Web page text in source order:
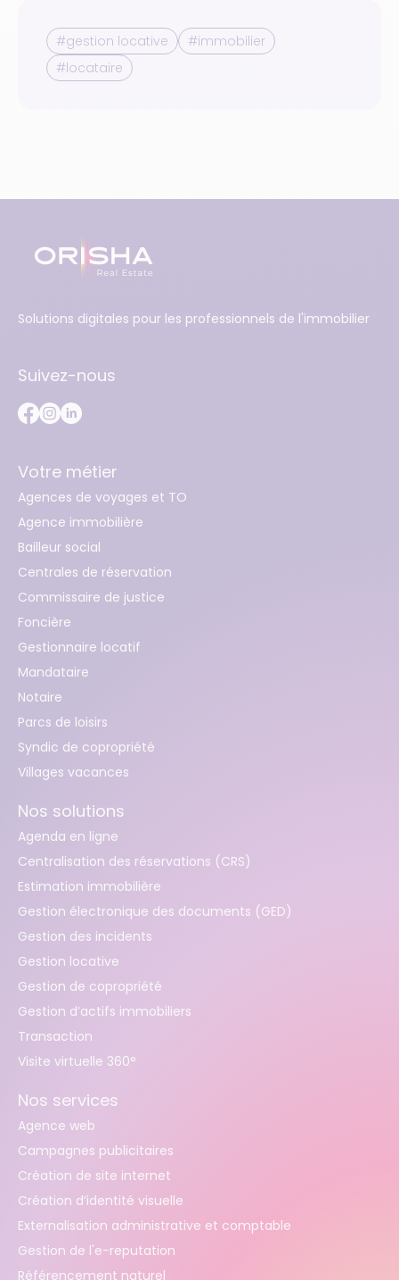
#gestion locative
#immobilier
#locataire
Solutions digitales pour les professionnels de l'immobilier
Suivez-nous
Votre métier
Agences de voyages et TO
Agence immobilière
Bailleur social
Centrales de réservation
Commissaire de justice
Foncière
Gestionnaire locatif
Mandataire
Notaire
Parcs de loisirs
Syndic de copropriété
Villages vacances
Nos solutions
Agenda en ligne
Centralisation des réservations (CRS)
Estimation immobilière
Gestion électronique des documents (GED)
Gestion des incidents
Gestion locative
Gestion de copropriété
Gestion d’actifs immobiliers
Transaction
Visite virtuelle 360°
Nos services
Agence web
Campagnes publicitaires
Création de site internet
Création d’identité visuelle
Externalisation administrative et comptable
Gestion de l'e-reputation
Référencement naturel